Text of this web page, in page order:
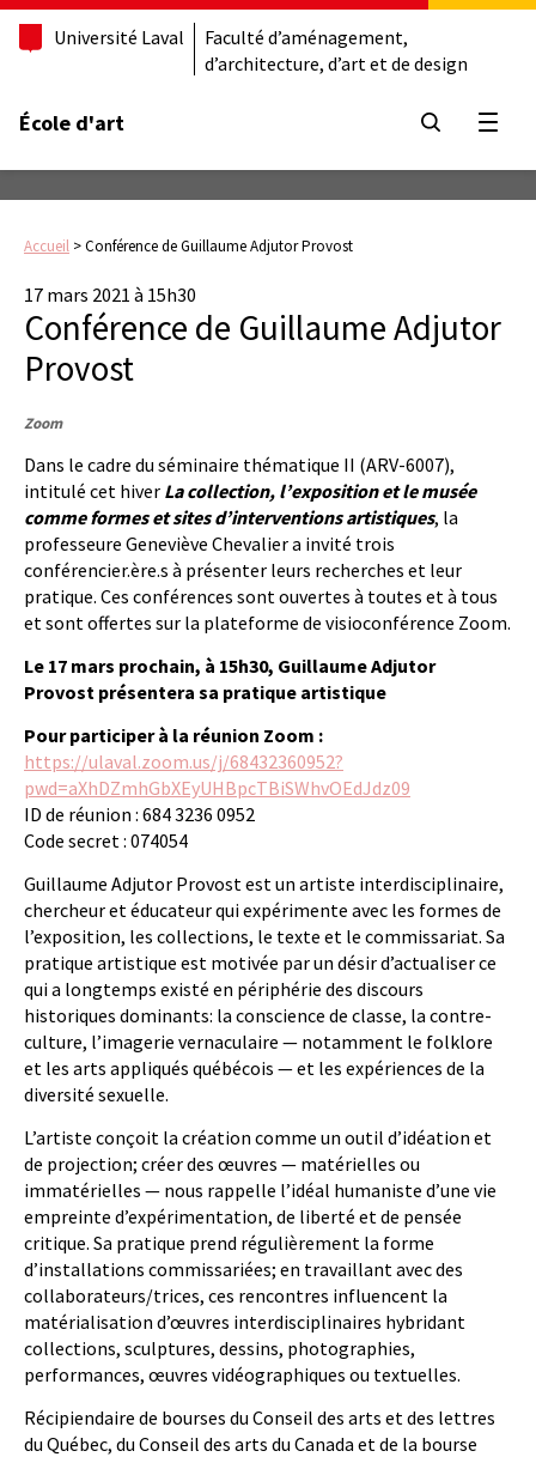
Université Laval
Faculté d’aménagement,
d’architecture, d’art et de design
École d'art
Accueil >Conférence de Guillaume Adjutor Provost
17 mars 2021 à 15h30
Conférence de Guillaume Adjutor
Provost
Zoom
Dans le cadre du séminaire thématique II (ARV-6007),
intitulé cet hiver La collection, l’exposition et le musée
comme formes et sites d’interventions artistiques, la
professeure Geneviève Chevalier a invité trois
conférencier.ère.s à présenter leurs recherches et leur
pratique. Ces conférences sont ouvertes à toutes et à tous
et sont offertes sur la plateforme de visioconférence Zoom.
Le 17 mars prochain, à 15h30, Guillaume Adjutor
Provost présentera sa pratique artistique
Pour participer à la réunion Zoom :
https://ulaval.zoom.us/j/68432360952?
pwd=aXhDZmhGbXEyUHBpcTBiSWhvOEdJdz09
ID de réunion : 684 3236 0952
Code secret : 074054
Guillaume Adjutor Provost est un artiste interdisciplinaire,
chercheur et éducateur qui expérimente avec les formes de
l’exposition, les collections, le texte et le commissariat. Sa
pratique artistique est motivée par un désir d’actualiser ce
qui a longtemps existé en périphérie des discours
historiques dominants: la conscience de classe, la contre-
culture, l’imagerie vernaculaire — notamment le folklore
et les arts appliqués québécois — et les expériences de la
diversité sexuelle.
L’artiste conçoit la création comme un outil d’idéation et
de projection; créer des œuvres — matérielles ou
immatérielles — nous rappelle l’idéal humaniste d’une vie
empreinte d’expérimentation, de liberté et de pensée
critique. Sa pratique prend régulièrement la forme
d’installations commissariées; en travaillant avec des
collaborateurs/trices, ces rencontres influencent la
matérialisation d’œuvres interdisciplinaires hybridant
collections, sculptures, dessins, photographies,
performances, œuvres vidéographiques ou textuelles.
Récipiendaire de bourses du Conseil des arts et des lettres
du Québec, du Conseil des arts du Canada et de la bourse